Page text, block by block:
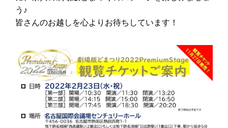
う♪
皆さんのお越しを心よりお待ちしています！